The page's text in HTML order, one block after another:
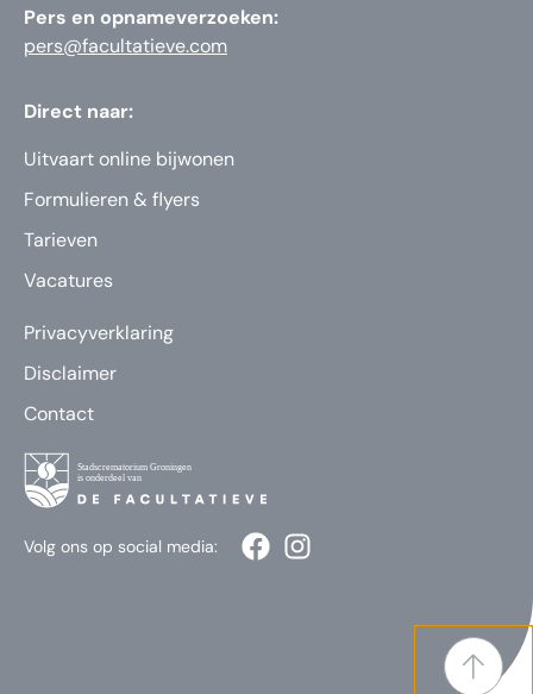
Pers en opnameverzoeken:
pers@facultatieve.com
Direct naar:
Uitvaart online bijwonen
Formulieren & flyers
Tarieven
Vacatures
Privacyverklaring
Disclaimer
Contact
Volg ons op social media: